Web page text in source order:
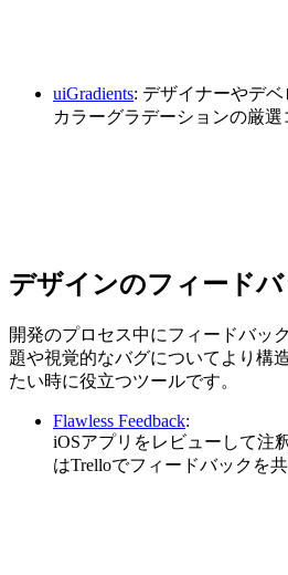
uiGradients: デザイナーやデ
カラーグラデーションの厳選
デザインのフィード
開発のプロセス中にフィードバッ
題や視覚的なバグについてより構
たい時に役立つツールです。
Flawless Feedback:
iOSアプリをレビューして注
はTrelloでフィードバックを